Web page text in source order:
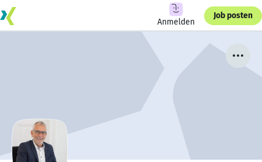
Anmelden
Job posten